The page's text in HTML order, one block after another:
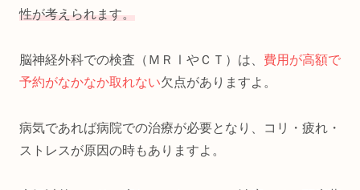
性が考えられます。
脳神経外科での検査（ＭＲⅠやＣＴ）は、 費用が高額で
予約がなかなか取れない欠点がありますよ。
病気であれば病院での治療が必要となり、コリ・疲れ・
ストレスが原因の時もありますよ。